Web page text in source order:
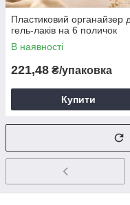
Пластиковий органайзер
гель-лаків на 6 поличок
В наявності
221,48 ₴/упаковка
Купити